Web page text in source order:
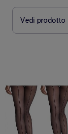
Vedi prodotto